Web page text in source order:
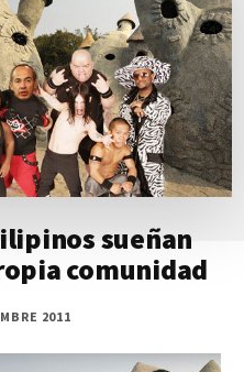
sueñan
comunidad
2011